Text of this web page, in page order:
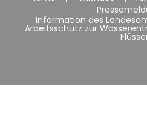
Information des
Arbeitsschutz zur